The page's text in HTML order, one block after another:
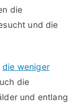
die
und die
die weniger
die
und entlang